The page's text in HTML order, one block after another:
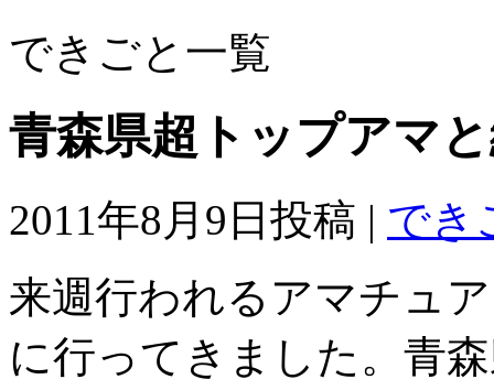
できごと一覧
青森県超トップアマ
2011年8月9日投稿 | でき
来週行われるアマチュ
に行ってきました。青